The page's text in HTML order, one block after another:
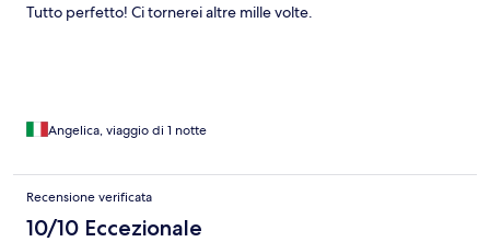
Tutto perfetto! Ci tornerei altre mille volte.
Angelica, viaggio di 1 notte
Recensione verificata
10/10 Eccezionale